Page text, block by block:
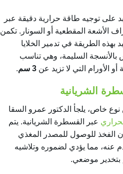
على توجيه طاقة حرارية دقيقة عبر
الأشعة المقطعية أو السونار. تكمن
بهذه الطريقة في تدمير الخلايا
بالأنسجة السليمة، وهي تناسب
الأورام التي لا تزيد عن 3 سم .
خاص، يلجأ الدكتور عمرو السقا
عبر القسطرة الشريانية. يتم
الفخذ للوصول للمصدر المغذي
عنه، مما يؤدي لضموره وتلاشيه
بتخدير موضعي.